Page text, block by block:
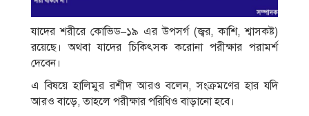
যাদের শরীরে কোভিড–১৯ এর উপসর্গ (জ্বর, কাশি, শ্বাসকষ্ট)
রয়েছে। অথবা যাদের চিকিৎসক করোনা পরীক্ষার পরামর্শ
দেবেন।
এ বিষয়ে হালিমুর রশীদ আরও বলেন, সংক্রমণের হার যদি
আরও বাড়ে, তাহলে পরীক্ষার পরিধিও বাড়ানো হবে।